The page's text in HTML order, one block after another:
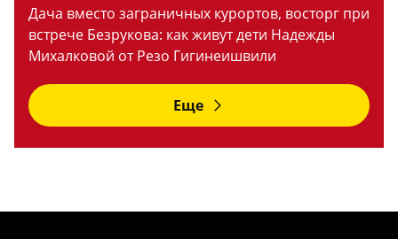
Дача вместо заграничных курортов, восторг при
встрече Безрукова: как живут дети Надежды
Михалковой от Резо Гигинеишвили
Еще